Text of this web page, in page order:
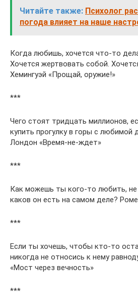
Читайте также: Психолог
погода влияет на наше
Когда любишь, хочется что-то
Хочется жертвовать собой.
Хемингуэй «Прощай, оружие!»
***
Чего стоят тридцать миллионов,
купить прогулку в горы с
Лондон «Время-не-ждет»
***
Как можешь ты кого-то любить, не
каков он есть на самом деле?
***
Если ты хочешь, чтобы кто-то
никогда не относись к нему
«Мост через вечность»
***